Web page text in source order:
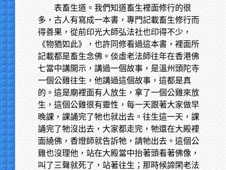
表畜生道。我們知道畜生裡面修行的很
多，古人有寫成一本書，專門記載畜生修行而
得善果，從前印光大師弘法社也印得不少，
《物猶如此》，也許同修看過這本書，裡面所
記載都是畜生念佛。倓虛老法師往年在香港佛
七當中講開示，講過一個故事，是溫州頭陀寺
一個公雞往生，他講過這個故事，這都是真
的。這是廟裡面有人放生，拿了一個公雞來放
生，這個公雞很有靈性，每一天跟著大家做早
晚課，課誦完了牠也就出去。往生這一天，課
誦完了牠沒出去，大家都走完，牠還在大殿裡
面繞佛，香燈師就告訴牠，請牠出去。這個公
雞也沒理他，站在大殿當中抬著頭看著佛像，
叫了三聲就死了，站著往生；那時候諦閑老法